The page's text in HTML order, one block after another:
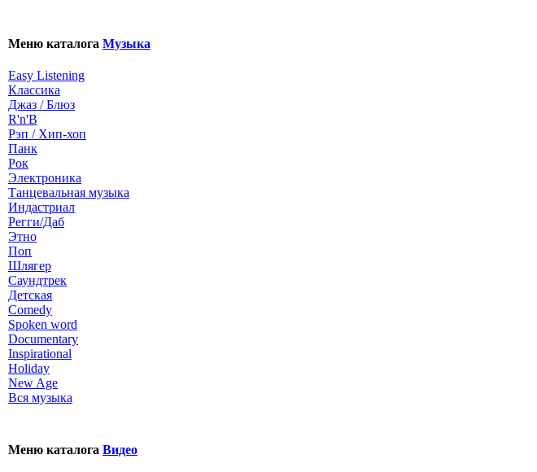
Меню каталога Музыка
Easy Listening
Классика
Джаз / Блюз
R'n'B
Рэп / Хип-хоп
Панк
Рок
Электроника
Танцевальная музыка
Индастриал
Регги/Даб
Этно
Поп
Шлягер
Саундтрек
Детская
Comedy
Spoken word
Documentary
Inspirational
Holiday
New Age
Вся музыка
Меню каталога Видео